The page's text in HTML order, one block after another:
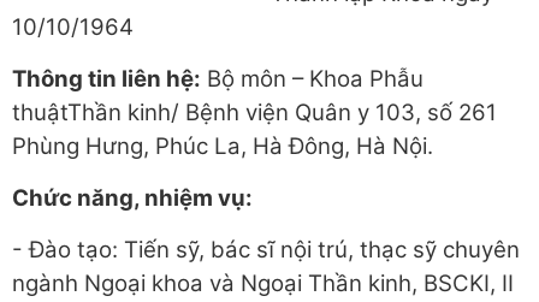
10/10/1964
Thông tin liên hệ: Bộ môn – Khoa Phẫu
thuậtThần kinh/ Bệnh viện Quân y 103, số 261
Phùng Hưng, Phúc La, Hà Đông, Hà Nội.
Chức năng, nhiệm vụ:
- Đào tạo: Tiến sỹ, bác sĩ nội trú, thạc sỹ chuyên
ngành Ngoại khoa và Ngoại Thần kinh, BSCKI, II